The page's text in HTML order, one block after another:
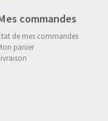
commandes
de mes commandes
panier